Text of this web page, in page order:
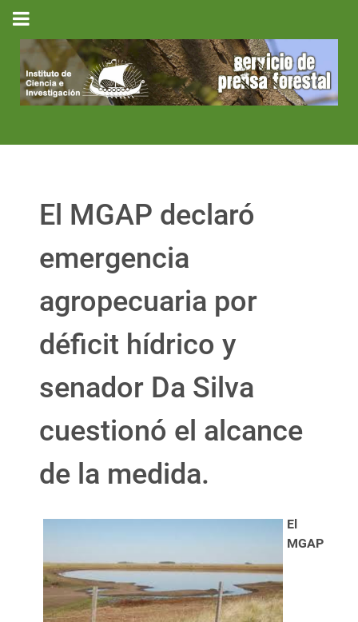
El MGAP declaró
emergencia
agropecuaria por
déficit hídrico y
senador Da Silva
cuestionó el alcance
de la medida.
El
MGAP